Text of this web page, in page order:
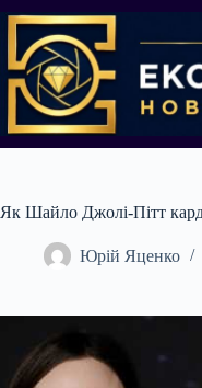
до
вмісту
Як Шайло Джолі-Пітт
Юрій Яценко